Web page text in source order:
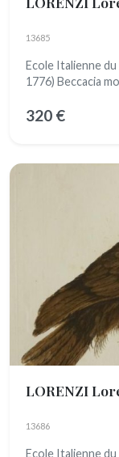
13685
Ecole Italienne
1776) Beccacia
320 €
LORENZI
13686
Ecole Italienne